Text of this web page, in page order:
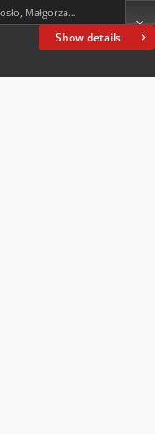
Show details
Przeniosło, Małgorzata; Kądziela, Piotr